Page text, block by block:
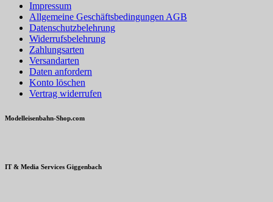
Impressum
Allgemeine Geschäftsbedingungen AGB
Datenschutzbelehrung
Widerrufsbelehrung
Zahlungsarten
Versandarten
Daten anfordern
Konto löschen
Vertrag widerrufen
Modelleisenbahn-Shop.com
IT & Media Services Giggenbach